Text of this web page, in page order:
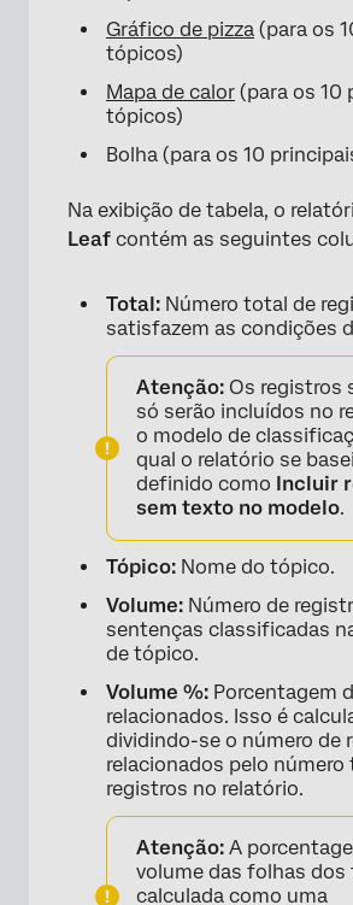
Gráfico de pizza (para os
tópicos)
Mapa de calor (para os 10
tópicos)
Bolha (para os 10
Na exibição de tabela, o
Leaf contém as seguintes
Total: Número total de
satisfazem as condições
Atenção: Os registros
só serão incluídos no
o modelo de
qual o relatório se
definido como Incluir
sem texto no modelo.
Tópico: Nome do tópico.
Volume: Número de
sentenças classificadas
de tópico.
Volume %: Porcentagem
relacionados. Isso é
dividindo-se o número de
relacionados pelo número
registros no relatório.
Atenção: A
volume das folhas dos
calculada como uma